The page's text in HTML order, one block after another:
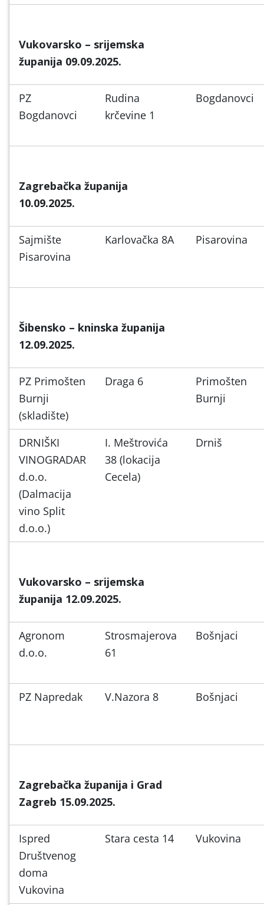
Vukovarsko – srijemska
županija 09.09.2025.
PZ
Bogdanovci
Rudina
krčevine 1
Bogdanovci
Zagrebačka županija
10.09.2025.
Sajmište
Pisarovina
Karlovačka 8A Pisarovina
Šibensko – kninska županija
12.09.2025.
PZ Primošten
Burnji
(skladište)
Draga 6
Primošten
Burnji
DRNIŠKI
VINOGRADAR
d.o.o.
(Dalmacija
vino Split
d.o.o.)
I. Meštrovića
38 (lokacija
Cecela)
Drniš
Vukovarsko – srijemska
županija 12.09.2025.
Agronom
d.o.o.
Strosmajerova
61
Bošnjaci
PZ Napredak V.Nazora 8 Bošnjaci
Zagrebačka županija i Grad
Zagreb 15.09.2025.
Ispred
Društvenog
doma
Vukovina
Stara cesta 14 Vukovina